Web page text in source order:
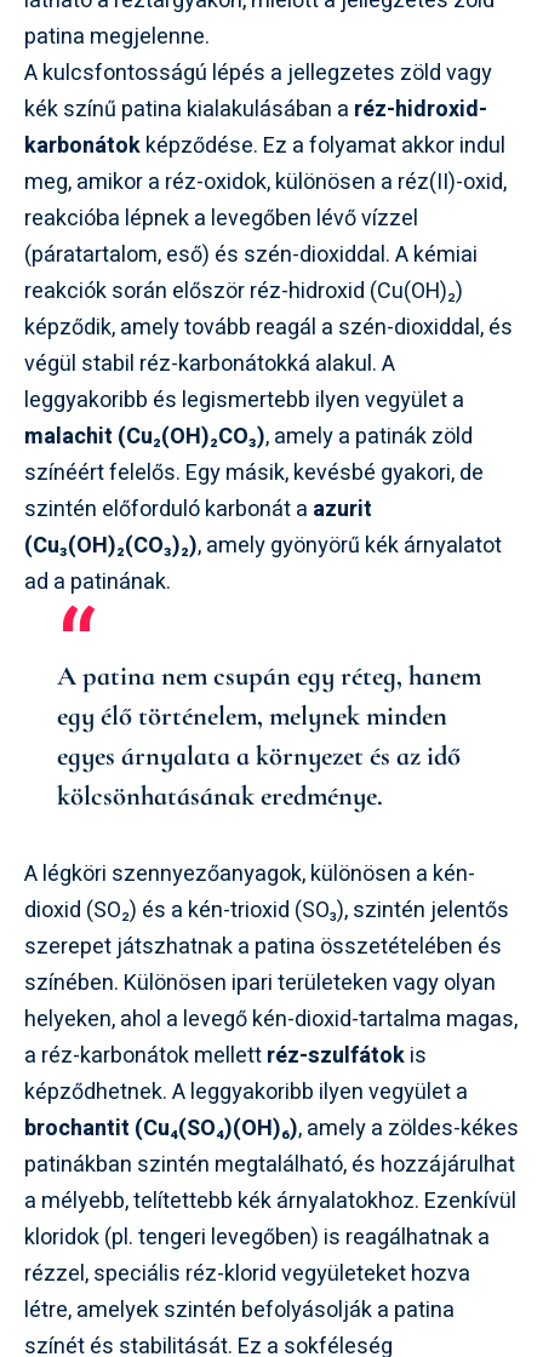
patina megjelenne.
A kulcsfontosságú lépés a jellegzetes zöld vagy
kék színű patina kialakulásában a réz-hidroxid-
karbonátokképződése. Ez a folyamat akkor indul
meg, amikor a réz-oxidok, különösen a réz(II)-oxid,
reakcióba lépnek a levegőben lévő vízzel
(páratartalom, eső) és szén-dioxiddal. A kémiai
reakciók során először réz-hidroxid (Cu(OH)₂)
képződik, amely tovább reagál a szén-dioxiddal, és
végül stabil réz-karbonátokká alakul. A
leggyakoribb és legismertebb ilyen vegyület a
malachit (Cu₂(OH)₂CO₃), amely a patinák zöld
színéért felelős. Egy másik, kevésbé gyakori, de
szintén előforduló karbonát a azurit
(Cu₃(OH)₂(CO₃)₂), amely gyönyörű kék árnyalatot
ad a patinának.
A patina nem csupán egy réteg, hanem
egy élő történelem, melynek minden
egyes árnyalata a környezet és az idő
kölcsönhatásának eredménye.
A légköri szennyezőanyagok, különösen a kén-
dioxid (SO₂) és a kén-trioxid (SO₃), szintén jelentős
szerepet játszhatnak a patina összetételében és
színében. Különösen ipari területeken vagy olyan
helyeken, ahol a levegő kén-dioxid-tartalma magas,
a réz-karbonátok mellettréz-szulfátokis
képződhetnek. A leggyakoribb ilyen vegyület a
brochantit (Cu₄(SO₄)(OH)₆), amely a zöldes-kékes
patinákban szintén megtalálható, és hozzájárulhat
a mélyebb, telítettebb kék árnyalatokhoz. Ezenkívül
kloridok (pl. tengeri levegőben) is reagálhatnak a
rézzel, speciális réz-klorid vegyületeket hozva
létre, amelyek szintén befolyásolják a patina
színét és stabilitását. Ez a sokféleség